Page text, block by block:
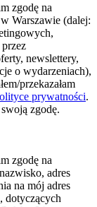
zgodę na
Warszawie (dalej:
newslettery,
o wydarzeniach),
przekazałam
prywatności.
zgodę.
zgodę na
adres
na mój adres
dotyczących